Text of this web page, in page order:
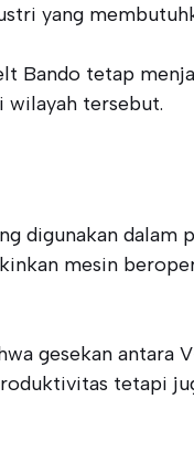
yang
tetap
wilayah tersebut.
digunakan
mesin
gesekan antara
tetapi